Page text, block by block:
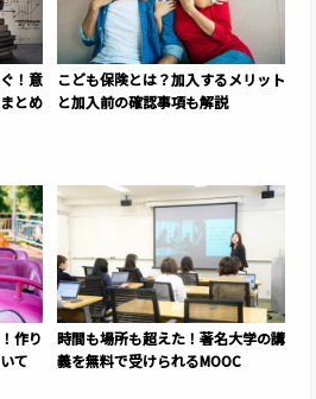
！意
とめ
こども保険とは？加入するメリット
と加入前の確認事項も解説
作り
て
時間も場所も超えた！著名大学の講
義を無料で受けられるMOOC